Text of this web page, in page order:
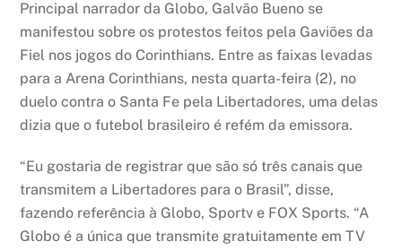
Principal narrador da Globo, Galvão Bueno se
manifestou sobre os protestos feitos pela Gaviões da
Fiel nos jogos do Corinthians. Entre as faixas levadas
para a Arena Corinthians, nesta quarta-feira (2), no
duelo contra o Santa Fe pela Libertadores, uma delas
dizia que o futebol brasileiro é refém da emissora.
“Eu gostaria de registrar que são só três canais que
transmitem a Libertadores para o Brasil”, disse,
fazendo referência à Globo, Sportv e FOX Sports. “A
Globo é a única que transmite gratuitamente em TV